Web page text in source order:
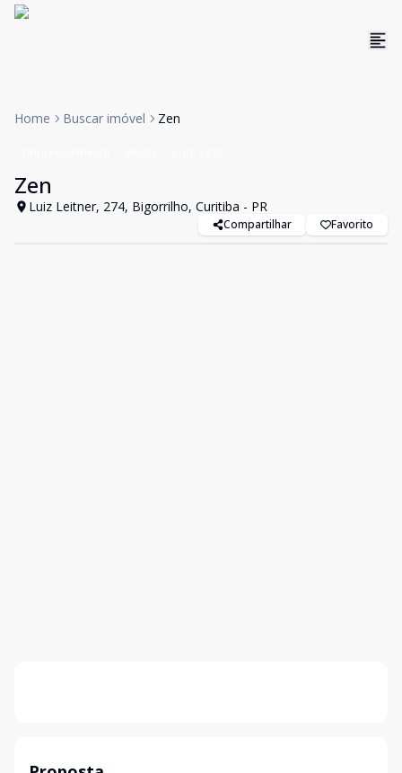
Home Buscar imóvel Zen
Zen
Luiz Leitner, 274, Bigorrilho, Curitiba - PR
Compartilhar Favorito